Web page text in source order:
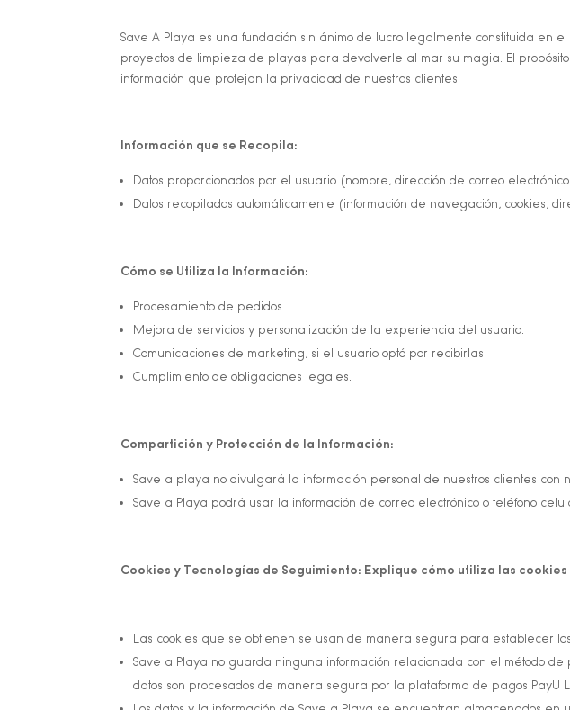
Save A Playa es una fundación sin ánimo de lucro legalmente constituida en
proyectos de limpieza de playas para devolverle al mar su magia. El
información que protejan la privacidad de nuestros clientes.
Información que se Recopila:
Datos proporcionados por el usuario (nombre, dirección de correo
Datos recopilados automáticamente (información de navegación, cookies,
Cómo se Utiliza la Información:
Procesamiento de pedidos.
Mejora de servicios y personalización de la experiencia del usuario.
Comunicaciones de marketing, si el usuario optó por recibirlas.
Cumplimiento de obligaciones legales.
Compartición y Protección de la Información:
Save a playa no divulgará la información personal de nuestros clientes
Save a Playa podrá usar la información de correo electrónico o teléfono
Cookies y Tecnologías de Seguimiento: Explique cómo utiliza las
Las cookies que se obtienen se usan de manera segura para establecer
Save a Playa no guarda ninguna información relacionada con el método
datos son procesados de manera segura por la plataforma de pagos PayU